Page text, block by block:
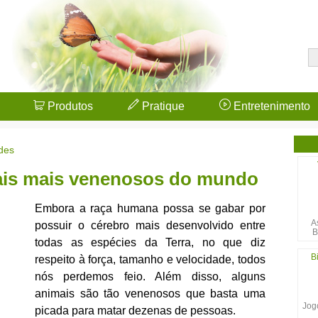
Produtos Pratique Entretenimento
mais venenosos do mundo
Embora a raça humana possa se gabar por
possuir o cérebro mais desenvolvido entre
todas as espécies da Terra, no que diz
respeito à força, tamanho e velocidade, todos
nós perdemos feio. Além disso, alguns
animais são tão venenosos que basta uma
picada para matar dezenas de pessoas.